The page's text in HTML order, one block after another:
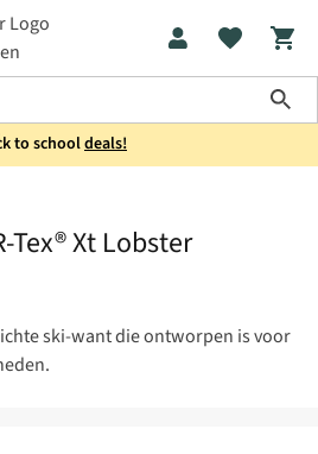
to schooldeals!
Tex® Xt Lobster
ski-want die ontworpen is voor